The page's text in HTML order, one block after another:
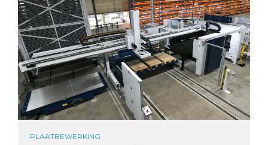
PLAATBEWERKING